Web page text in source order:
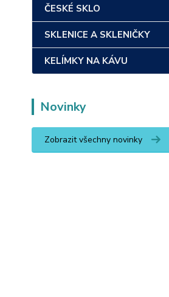
ČESKÉ SKLO
SKLENICE A SKLENIČKY
KELÍMKY NA KÁVU
Novinky
Zobrazit všechny novinky